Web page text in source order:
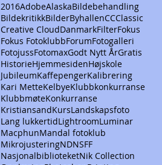
2016AdobeAlaskaBildebehandling
BildekritikkBilderByhallenCCClassic
Creative CloudDanmarkFilterFokus
Fokus FotoklubbForumFotogalleri
FotojussFotomaxGodt Nytt ÅrGratis
HistorieHjemmesidenHøjskole
JubileumKaffepengerKalibrering
Kari MetteKelbyeKlubbkonkurranse
KlubbmøteKonkurranse
KristiansandKursLandskapsfoto
Lang lukkertidLightroomLuminar
MacphunMandal fotoklub
MikrojusteringNDNSFF
NasjonalbiblioteketNik Collection